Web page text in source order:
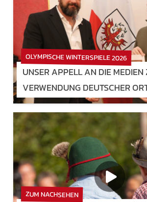
OLYMPISCHE WINTERSPIELE 2026
UNSER APPELL AN DIE MEDIEN
VERWENDUNG DEUTSCHER
ZUM NACHSEHEN